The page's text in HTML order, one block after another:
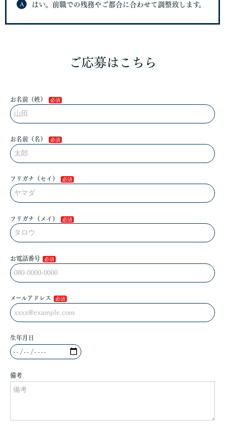
A はい。前職での残務やご都合に合わせて調整致します。